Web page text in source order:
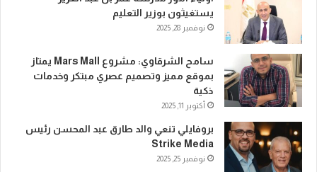
يستغيثون بوزير التعليم
نوفمبر 28, 2025
سامح الشرقاوي: مشروع Mars Mall يمتاز
بموقع مميز وتصميم عصري مبتكر وخدمات
ذكية
أكتوبر 11, 2025
بروفايلي تنعي والد طارق عبد المحسن رئيس
Strike Media
نوفمبر 25, 2025